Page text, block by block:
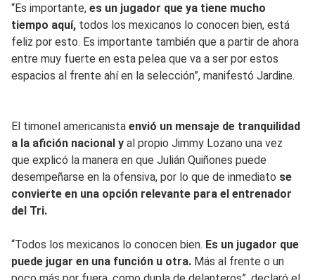
“Es importante, es un jugador que ya tiene mucho
tiempo aquí, todos los mexicanos lo conocen bien, está
feliz por esto. Es importante también que a partir de ahora
entre muy fuerte en esta pelea que va a ser por estos
espacios al frente ahí en la selección”, manifestó Jardine.
El timonel americanista envió un mensaje de tranquilidad
a la afición nacional y al propio Jimmy Lozano una vez
que explicó la manera en que Julián Quiñones puede
desempeñarse en la ofensiva, por lo que de inmediato se
convierte en una opción relevante para el entrenador
del Tri.
“Todos los mexicanos lo conocen bien. Es un jugador que
puede jugar en una función u otra. Más al frente o un